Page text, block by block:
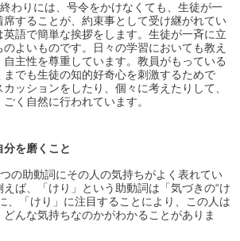
わりには、号令をかけなくても、生徒が一
することが、約束事として受け継がれてい
英語で簡単な挨拶をします。生徒が一斉に立
よいものです。日々の学習においても教え
主性を尊重しています。教員がもっている
でも生徒の知的好奇心を刺激するためで
ッションをしたり、個々に考えたりして、
く自然に行われています。
を磨くこと
の助動詞にその人の気持ちがよく表れてい
ば、「けり」という助動詞は「気づきの“け
、「けり」に注目することにより、この人は
んな気持ちなのかがわかることがありま